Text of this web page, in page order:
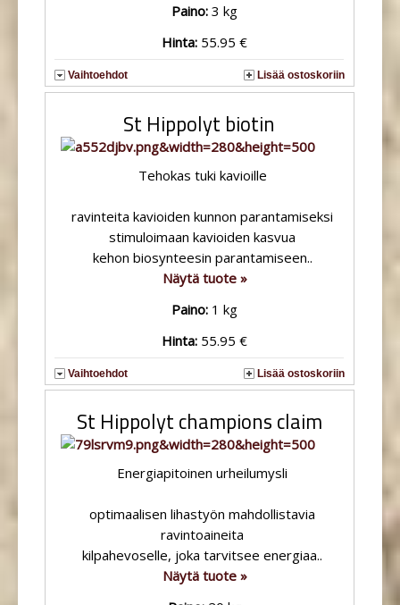
Paino:3 kg
Hinta: 55.95 €
Vaihtoehdot Lisää ostoskoriin
St Hippolyt biotin
Tehokas tuki kavioille
ravinteita kavioiden kunnon parantamiseksi
stimuloimaan kavioiden kasvua
kehon biosynteesin parantamiseen..
Näytä tuote »
Paino: 1 kg
Hinta: 55.95 €
Vaihtoehdot Lisää ostoskoriin
St Hippolyt champions claim
Energiapitoinen urheilumysli
optimaalisen lihastyön mahdollistavia
ravintoaineita
kilpahevoselle, joka tarvitsee energiaa..
Näytä tuote »